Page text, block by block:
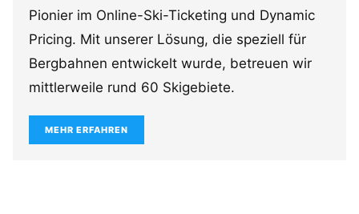
Pionier im Online-Ski-Ticketing und Dynamic
Pricing. Mit unserer Lösung, die speziell für
Bergbahnen entwickelt wurde, betreuen wir
mittlerweile rund 60 Skigebiete.
MEHR ERFAHREN